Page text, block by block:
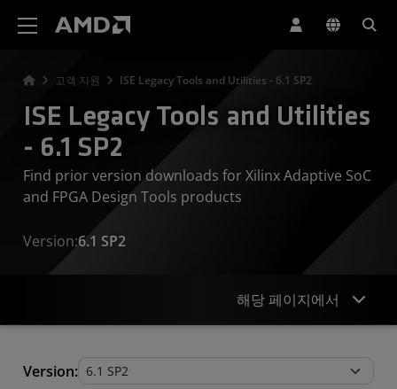
고객 지원 ISE Legacy Tools and Utilities - 6.1 SP2
ISE Legacy Tools and Utilities
- 6.1 SP2
Find prior version downloads for Xilinx Adaptive SoC
and FPGA Design Tools products
Version:6.1 SP2
해당 페이지에서
Legacy Tools and Utilities
Version: